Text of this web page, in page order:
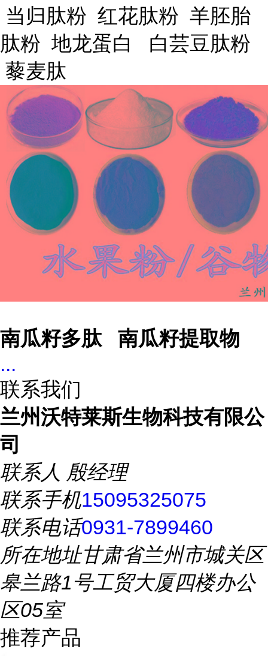
当归肽粉 红花肽粉 羊胚胎
肽粉 地龙蛋白 白芸豆肽粉
藜麦肽
南瓜籽多肽 南瓜籽提取物
...
联系我们
兰州沃特莱斯生物科技有限公
司
联系人 殷经理
联系手机15095325075
联系电话0931-7899460
所在地址甘肃省兰州市城关区
皋兰路1号工贸大厦四楼办公
区05室
推荐产品